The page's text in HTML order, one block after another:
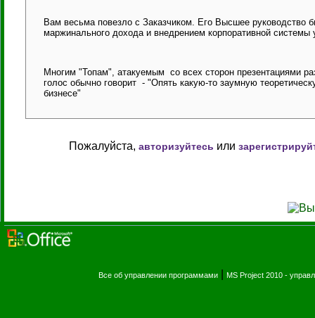
Вам весьма повезло с Заказчиком. Его Высшее руководство
маржинального дохода и внедрением корпоративной
Многим "Топам", атакуемым со всех сторон презентациями
голос обычно говорит - "Опять какую-то заумную
бизнесе"
Пожалуйста, авторизуйтесь или
Все об управлении программами MS Project 2010 -